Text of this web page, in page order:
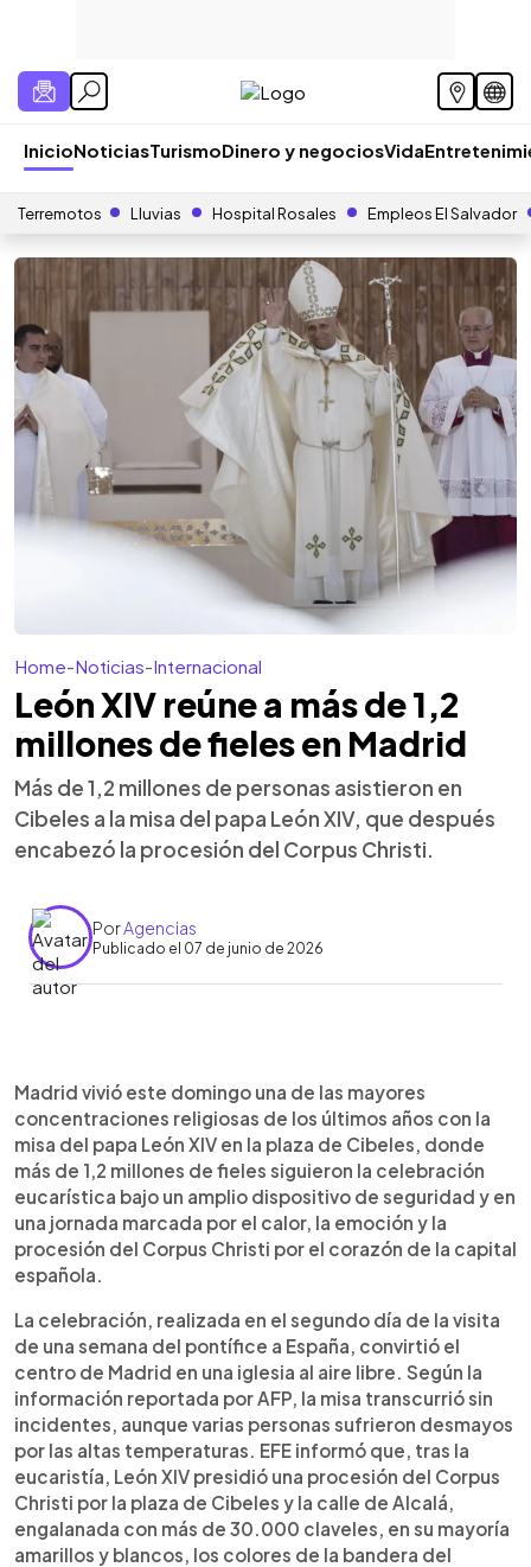
InicioNoticiasTurismoDinero y negociosVida
Terremotos Lluvias Hospital Rosales Empleos El Salvador
Home-Noticias-Internacional
León XIV reúne a más de 1,2
millones de fieles en Madrid
Más de 1,2 millones de personas asistieron en
Cibeles a la misa del papa León XIV, que después
encabezó la procesión del Corpus Christi.
PorAgencias
Publicado el 07 de junio de 2026
► Escuchar artículo
León XIV reunió a más de 1,2 millones de fieles en
la plaza de Cibeles, en Madrid, durante una misa
multitudinaria celebrada bajo fuertes medidas de
seguridad y sin incidentes. Tras la eucaristía, el
papa encabezó la procesión del Corpus Christi
por Cibeles y la calle de Alcalá, decorada con más
de 30.000 claveles. En su homilía, llamó a superar
el egoísmo, la indiferencia y una fe privada, y pidió
comprometerse con el bien común. Al acto
asistieron los reyes de España, la princesa Leonor
y la infanta Sofía. La visita continuará en Barcelona
y Canarias.
Madrid vivió este domingo una de las mayores
concentraciones religiosas de los últimos años con la
misa del papa León XIV en la plaza de Cibeles, donde
más de 1,2 millones de fieles siguieron la celebración
eucarística bajo un amplio dispositivo de seguridad y en
una jornada marcada por el calor, la emoción y la
procesión del Corpus Christi por el corazón de la capital
española.
La celebración, realizada en el segundo día de la visita
de una semana del pontífice a España, convirtió el
centro de Madrid en una iglesia al aire libre. Según la
información reportada por AFP, la misa transcurrió sin
incidentes, aunque varias personas sufrieron desmayos
por las altas temperaturas. EFE informó que, tras la
eucaristía, León XIV presidió una procesión del Corpus
Christi por la plaza de Cibeles y la calle de Alcalá,
engalanada con más de 30.000 claveles, en su mayoría
amarillos y blancos, los colores de la bandera del